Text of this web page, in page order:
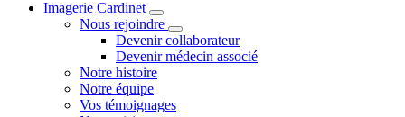
Imagerie Cardinet
Nous rejoindre
Devenir collaborateur
Devenir médecin associé
Notre histoire
Notre équipe
Vos témoignages